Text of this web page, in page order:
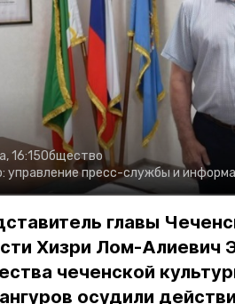
16:15Общество
управление пресс-службы и
главы
Хизри Лом-Алиевич
чеченской
осудили